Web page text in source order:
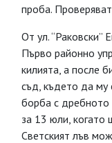
проба.
От ул. “Раковски”
Първо районно
килията, а после
съд, където да му
борба с дребното
за 13 юли, когато
Светският лъв